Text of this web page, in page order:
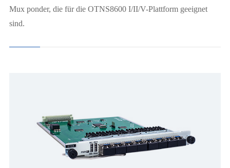
Mux ponder, die für die OTNS8600 I/II/V-Plattform geeignet
sind.
25G Transponder
5x10G Transponder